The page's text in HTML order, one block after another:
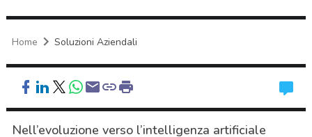
Home Soluzioni Aziendali
Nell’evoluzione verso l’intelligenza artificiale